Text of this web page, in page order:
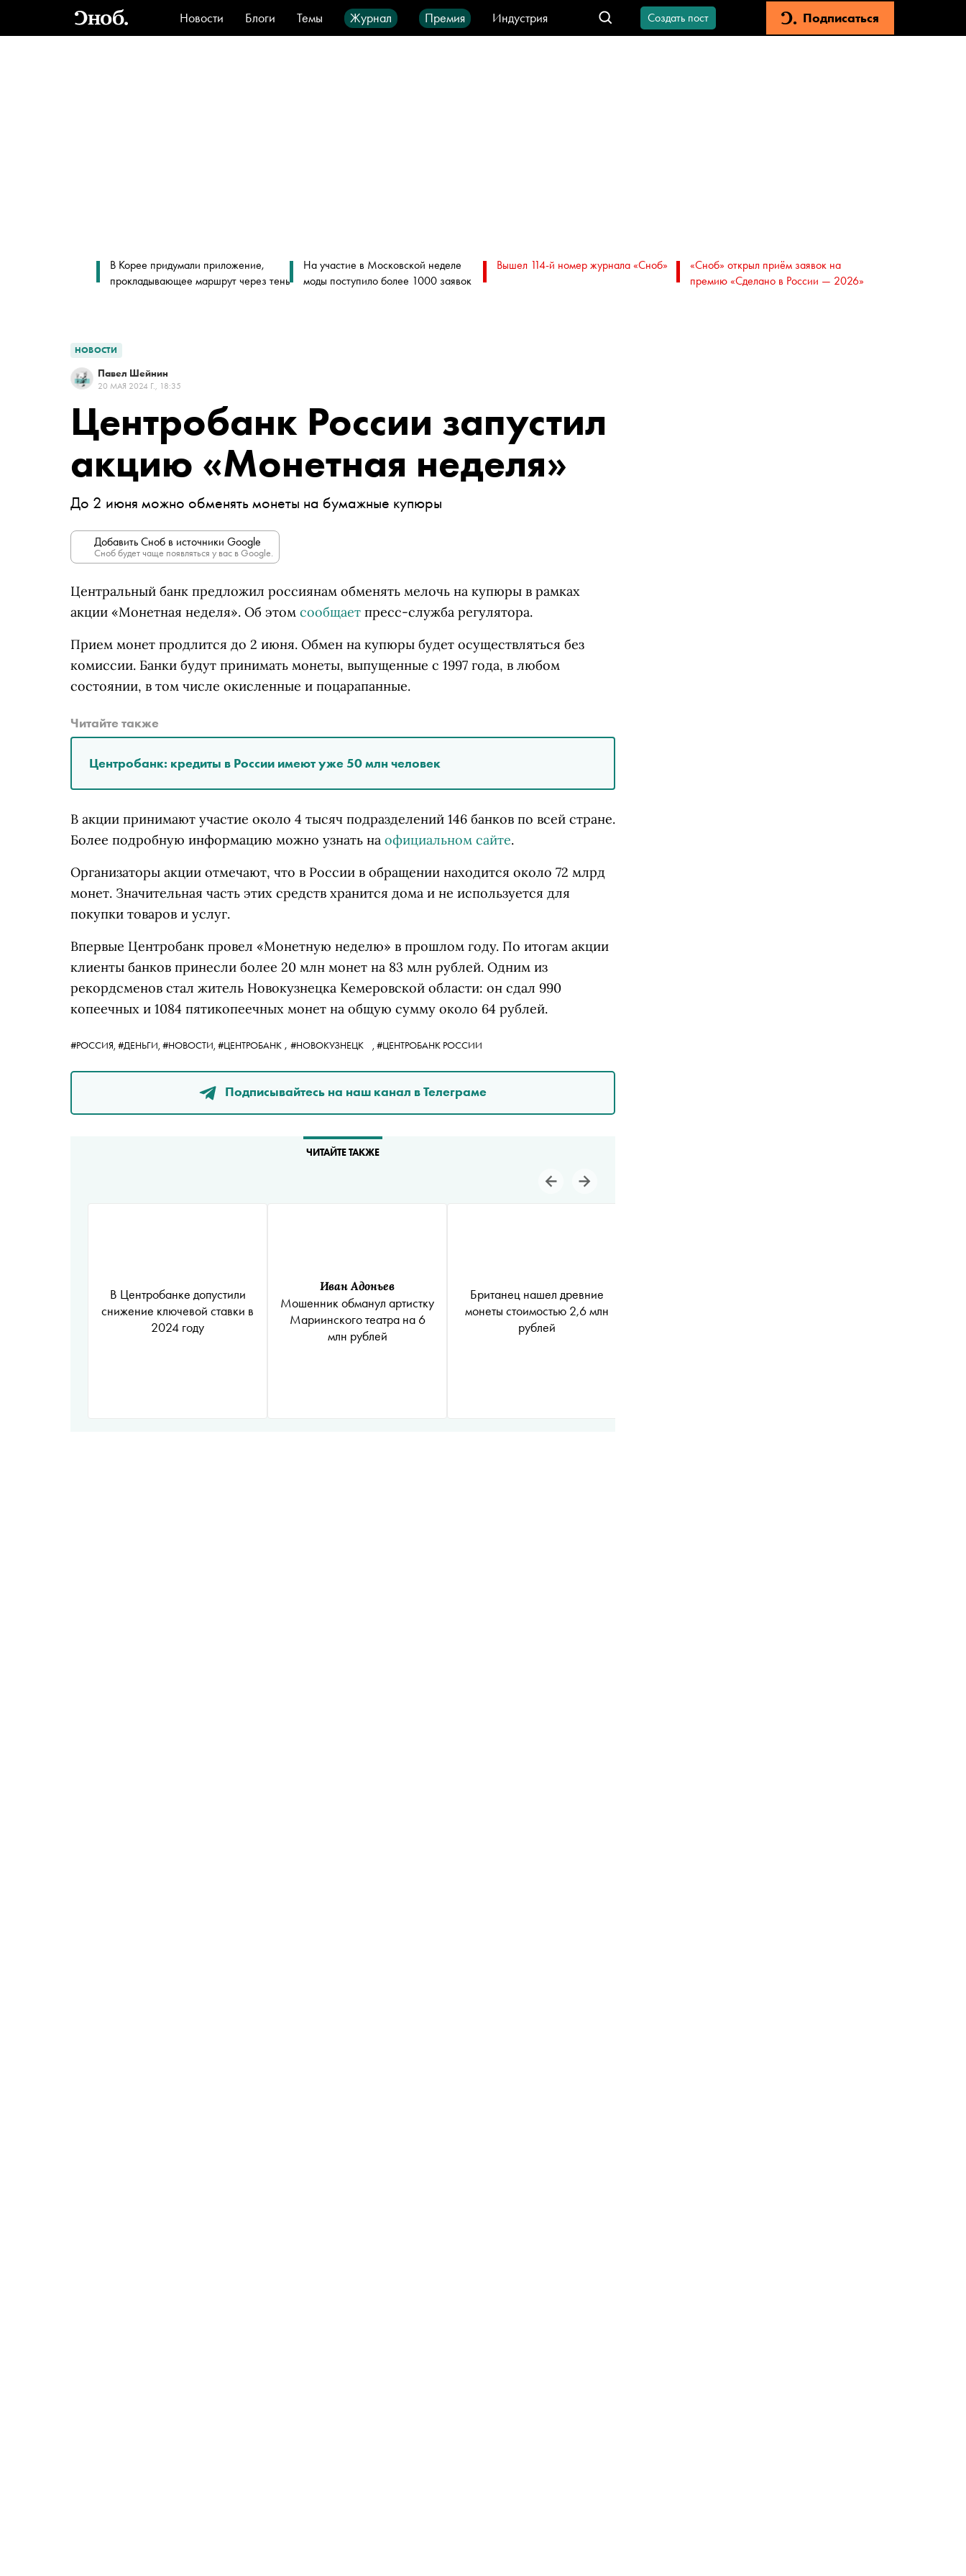
Новости Блоги Темы Журнал Премия
Индустрия
Стиль
Видео Город IT-продукты
Создать пост Подписаться
В Корее придумали приложение,
прокладывающее маршрут через тень
На участие в Московской неделе
моды поступило более 1000 заявок
Вышел 114-й номер журнала «Сноб»
«Сноб» открыл приём заявок на
премию «Сделано в России — 2026»
НОВОСТИ
Павел Шейнин
20 МАЯ 2024 Г., 18:35
Центробанк России запустил
акцию «Монетная неделя»
До 2 июня можно обменять монеты на бумажные купюры
Добавить Сноб в источники Google
Сноб будет чаще появляться у вас в Google.
Центральный банк предложил россиянам обменять мелочь на купюры в рамках
акции «Монетная неделя». Об этом сообщает пресс-служба регулятора.
Прием монет продлится до 2 июня. Обмен на купюры будет осуществляться без
комиссии. Банки будут принимать монеты, выпущенные с 1997 года, в любом
состоянии, в том числе окисленные и поцарапанные.
Читайте также
Центробанк: кредиты в России имеют уже 50 млн человек
В акции принимают участие около 4 тысяч подразделений 146 банков по всей стране.
Более подробную информацию можно узнать на официальном сайте.
Организаторы акции отмечают, что в России в обращении находится около 72 млрд
монет. Значительная часть этих средств хранится дома и не используется для
покупки товаров и услуг.
Впервые Центробанк провел «Монетную неделю» в прошлом году. По итогам акции
клиенты банков принесли более 20 млн монет на 83 млн рублей. Одним из
рекордсменов стал житель Новокузнецка Кемеровской области: он сдал 990
копеечных и 1084 пятикопеечных монет на общую сумму около 64 рублей.
#РОССИЯ, #ДЕНЬГИ, #НОВОСТИ, #ЦЕНТРОБАНК , #НОВОКУЗНЕЦК , #ЦЕНТРОБАНК РОССИИ
Подписывайтесь на наш канал в Телеграме
ЧИТАЙТЕ ТАКЖЕ
В Центробанке допустили
снижение ключевой ставки в
2024 году
Иван Адоньев
Мошенник обманул артистку
Мариинского театра на 6
млн рублей
Британец нашел древние
монеты стоимостью 2,6 млн
рублей